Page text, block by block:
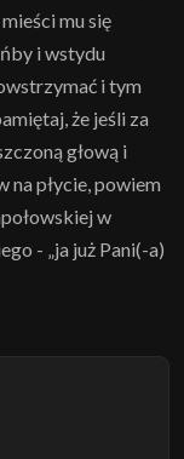
mu się
i wstydu
i tym
że jeśli za
głową i
na płycie, powiem
w
- „ja już Pani(-a)